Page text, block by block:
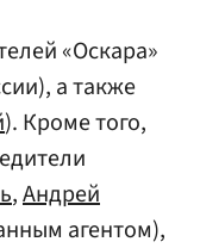
«Оскара»
а также
). Кроме того,
,Андрей
агентом),